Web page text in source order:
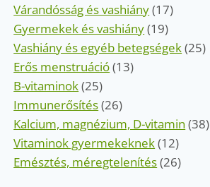
Várandósság és vashiány(17)
Gyermekek és vashiány(19)
Vashiány és egyéb betegségek(25)
Erős menstruáció(13)
B-vitaminok(25)
Immunerősítés(26)
Kalcium, magnézium, D-vitamin (38)
Vitaminok gyermekeknek(12)
Emésztés, méregtelenítés(26)